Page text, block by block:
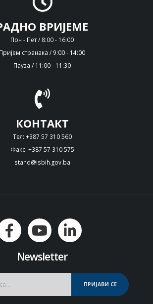
ВРИЈЕМЕ
Пон - Пет / 8:00 - 16:00
Пријем странака / 9:00 - 14:00
Пауза / 11:00 - 11:30
КОНТАКТ
Тел: +387 57 310 560
Факс: +387 57 310 575
stand@isbih.gov.ba
Newsletter
ПРИЈАВИ СЕ